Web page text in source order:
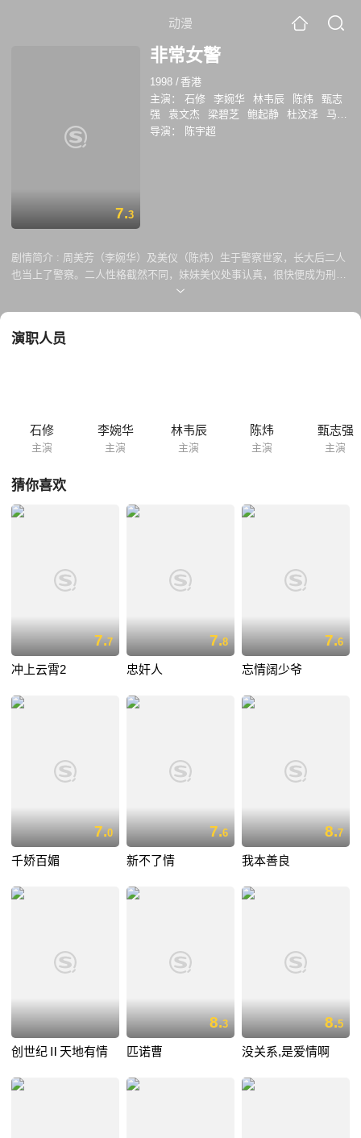
动漫
7.3
非常女警
1998 / 香港
主演：
石修 李婉华 林韦辰 陈炜
甄志
强
袁文杰 梁碧芝 鲍起静 杜汶泽
马宗
德
导演： 陈宇超
剧情简介 : 周美芳（李婉华）及美仪（陈炜）生于警察世家，长大后二人
也当上了警察。二人性格截然不同，妹妹美仪处事认真，很快便成为刑事
侦缉探员，成为警队中之精英。而姐姐乐天容易动情的性格，使她时常周
辰），究竟这两位外表刚强的「非常女警」又能否克服感情上的惊涛骇浪
演职人员
石修
主演
李婉华
主演
林韦辰
主演
陈炜
主演
甄志强
主演
猜你喜欢
7.7
冲上云霄2
7.8
忠奸人
7.6
忘情阔少爷
7.0
千娇百媚
7.6
新不了情
8.7
我本善良
创世纪Ⅱ天地有情
8.3
匹诺曹
8.5
没关系,是爱情啊